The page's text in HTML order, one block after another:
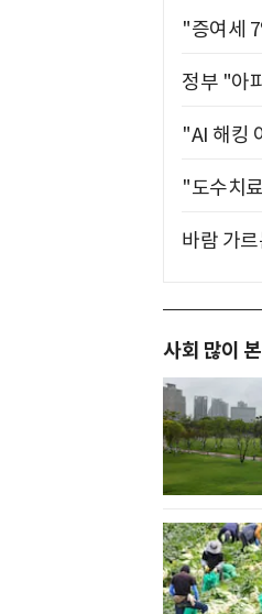
"증여세
정부 "아
"AI 해킹
"도수치
바람 가
사회 많이